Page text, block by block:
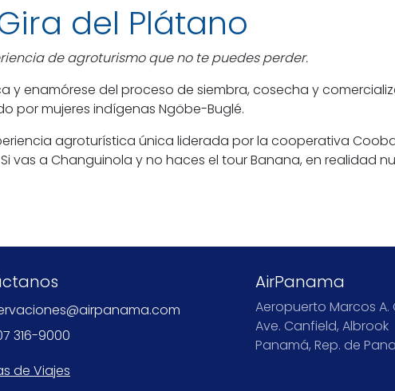
del Plátano
de agroturismo que no te puedes perder.
y enamórese del proceso de siembra, cosecha y
por mujeres indígenas Ngöbe-Buglé.
agroturística única liderada por la cooperativa
vas a Changuinola y no haces el tour Banana, en realidad
316-9000
de Viajes
AirPanama
Aeropuerto Marcos A.
Ave. Canfield, Albrook
Panamá, Rep. de